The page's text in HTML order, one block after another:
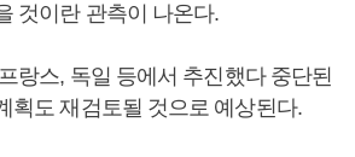
것이란 관측이 나온다.
랑스, 독일 등에서 추진했다 중단된
획도 재검토될 것으로 예상된다.